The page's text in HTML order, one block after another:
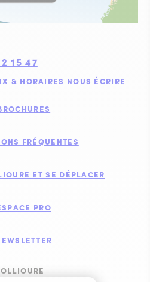
15 47
& HORAIRES NOUS ÉCRIRE
FRÉQUENTES
ET SE DÉPLACER
PRO